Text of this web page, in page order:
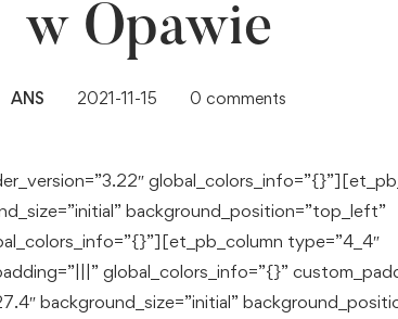
w Opawie
ANS 2021-11-15 0 comments
background_position=”top_left”
type=”4_4″
global_colors_info=”{}”
background_size=”initial”